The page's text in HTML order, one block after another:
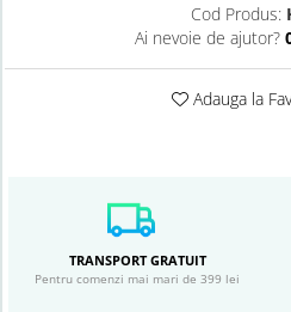
Cod Produs:
Ai nevoie de ajutor?
Adauga la
TRANSPORT GRATUIT
Pentru comenzi mai mari de 399 lei